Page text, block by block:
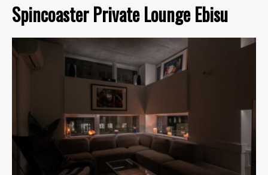
Spincoaster Private Lounge Ebisu